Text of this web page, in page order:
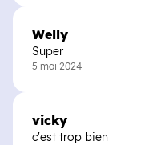
Welly
Super
5 mai 2024
vicky
c'est trop bien